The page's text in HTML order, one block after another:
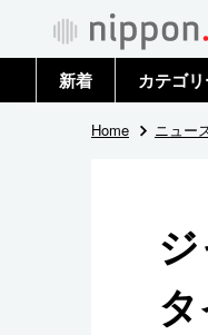
新着 カテゴ
政治・外
国際
社会
Home ニュー